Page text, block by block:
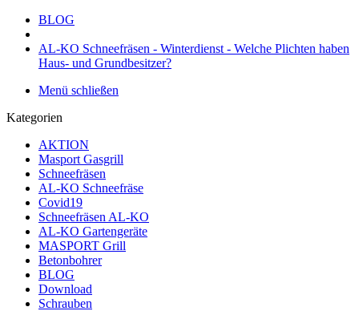
BLOG
AL-KO Schneefräsen - Winterdienst - Welche Plichten haben
Haus- und Grundbesitzer?
Menü schließen
Kategorien
AKTION
Masport Gasgrill
Schneefräsen
AL-KO Schneefräse
Covid19
Schneefräsen AL-KO
AL-KO Gartengeräte
MASPORT Grill
Betonbohrer
BLOG
Download
Schrauben